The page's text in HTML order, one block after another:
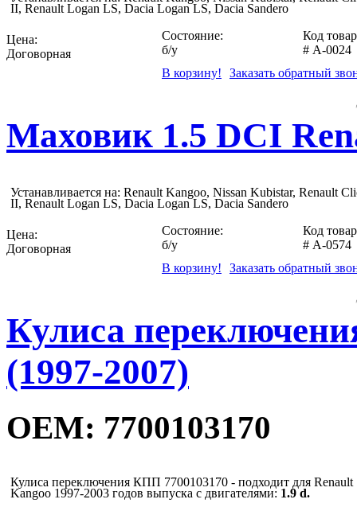
II, Renault Logan LS, Dacia Logan LS, Dacia Sandero
Цена:
Договорная
Состояние:
б/у
Код
# A-0024
В корзину!
Заказать обратный
Маховик 1.5 DCI
Устанавливается на: Renault Kangoo, Nissan Kubistar, Renault
II, Renault Logan LS, Dacia Logan LS, Dacia Sandero
Цена:
Договорная
Состояние:
б/у
Код
# A-0574
В корзину!
Заказать обратный
Кулиса
(1997-2007)
OEM: 7700103170
Кулиса переключения КПП 7700103170 - подходит для Renault
Kangoo 1997-2003 годов выпуска с двигателями: 1.9 d.